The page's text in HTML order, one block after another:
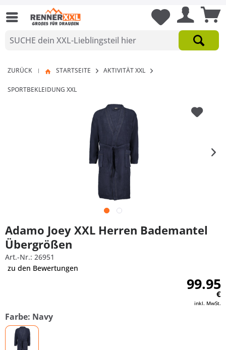
ZURÜCK | STARTSEITE AKTIVITÄT XXL
SPORTBEKLEIDUNG XXL
Adamo Joey XXL Herren Bademantel
Übergrößen
Art.-Nr.: 26951
zu den Bewertungen
99.95
€
inkl. MwSt.
Farbe: Navy